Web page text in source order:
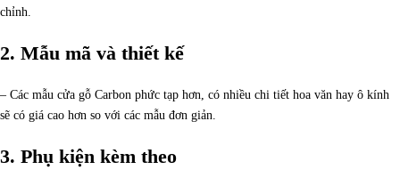
chỉnh.
2. Mẫu mã và thiết kế
– Các mẫu cửa gỗ Carbon phức tạp hơn, có nhiều chi tiết hoa văn hay ô kính
sẽ có giá cao hơn so với các mẫu đơn giản.
3. Phụ kiện kèm theo